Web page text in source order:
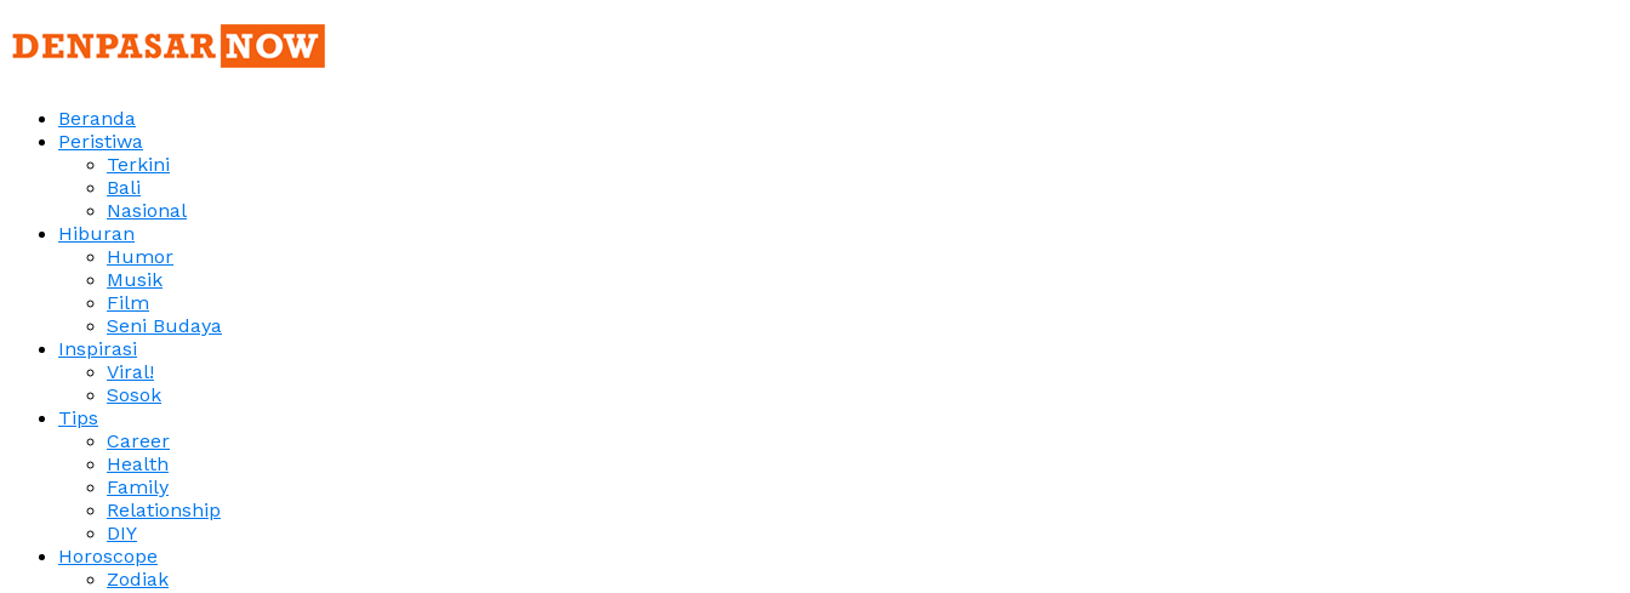
Beranda
Peristiwa
Terkini
Bali
Nasional
Hiburan
Humor
Musik
Film
Seni Budaya
Inspirasi
Viral!
Sosok
Tips
Career
Health
Family
Relationship
DIY
Horoscope
Zodiak